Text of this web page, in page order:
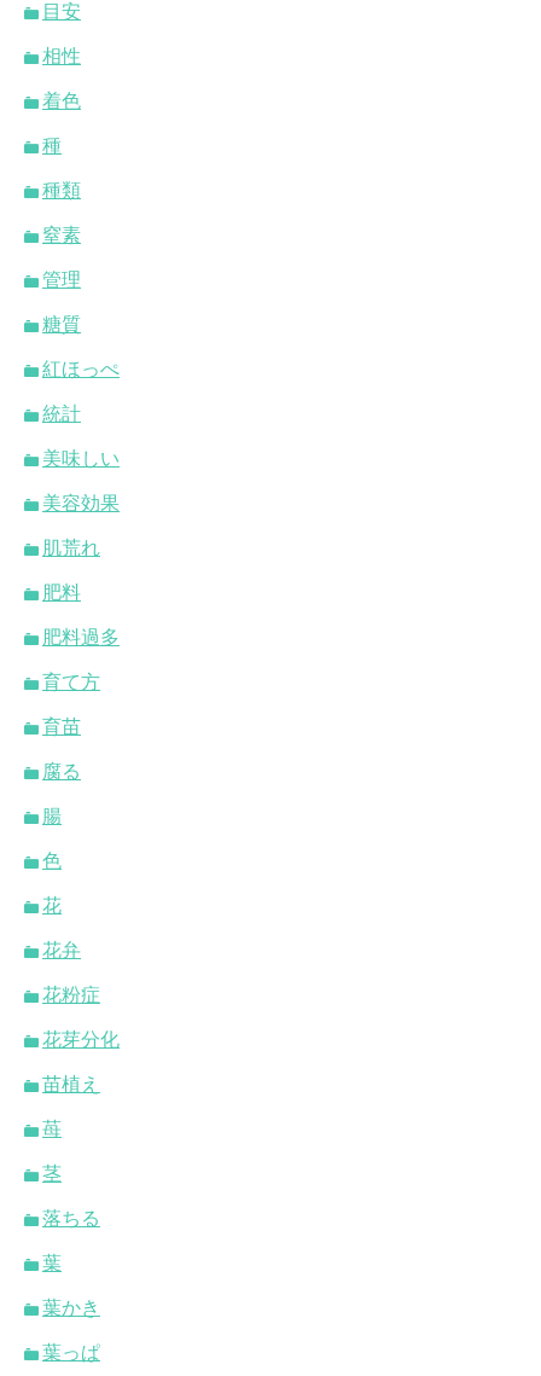
目安
相性
着色
種
種類
窒素
管理
糖質
紅ほっぺ
統計
美味しい
美容効果
肌荒れ
肥料
肥料過多
育て方
育苗
腐る
腸
色
花
花弁
花粉症
花芽分化
苗植え
苺
茎
落ちる
葉
葉かき
葉っぱ